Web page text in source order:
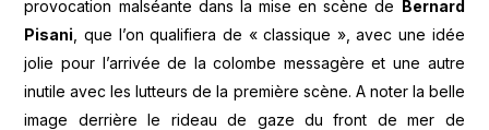
provocation malséante dans la mise en scène de
Bernard
Pisani , que l’on qualifiera de « classique », avec une idée
jolie pour l’arrivée de la colombe messagère et une autre
inutile avec les lutteurs de la première scène. A noter la belle
image derrière le rideau de gaze du front de mer de